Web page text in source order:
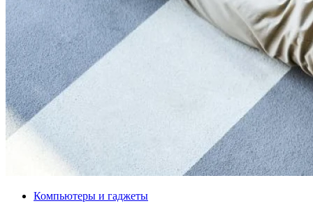
Компьютеры и гаджеты